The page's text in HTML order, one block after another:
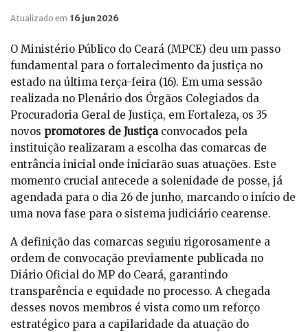
Atualizado em 16 jun 2026
O Ministério Público do Ceará (MPCE) deu um passo
fundamental para o fortalecimento da justiça no
estado na última terça-feira (16). Em uma sessão
realizada no Plenário dos Órgãos Colegiados da
Procuradoria Geral de Justiça, em Fortaleza, os 35
novos promotores de Justiçaconvocados pela
instituição realizaram a escolha das comarcas de
entrância inicial onde iniciarão suas atuações. Este
momento crucial antecede a solenidade de posse, já
agendada para o dia 26 de junho, marcando o início de
uma nova fase para o sistema judiciário cearense.
A definição das comarcas seguiu rigorosamente a
ordem de convocação previamente publicada no
Diário Oficial do MP do Ceará, garantindo
transparência e equidade no processo. A chegada
desses novos membros é vista como um reforço
estratégico para a capilaridade da atuação do